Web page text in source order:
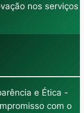
nos serviços
e Ética -
com o